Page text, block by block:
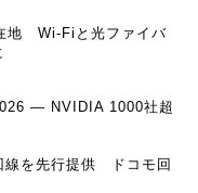
地 Wi-Fiと光ファイバ
― NVIDIA 1000社超
線を先行提供 ドコモ回